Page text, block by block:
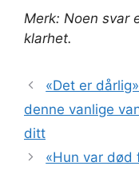
Merk: Noen svar
klarhet.
«Det er
denne vanlige
ditt
«Hun var død